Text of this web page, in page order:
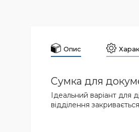
Опис
Сумка для
Ідеальний варіант для
відділення